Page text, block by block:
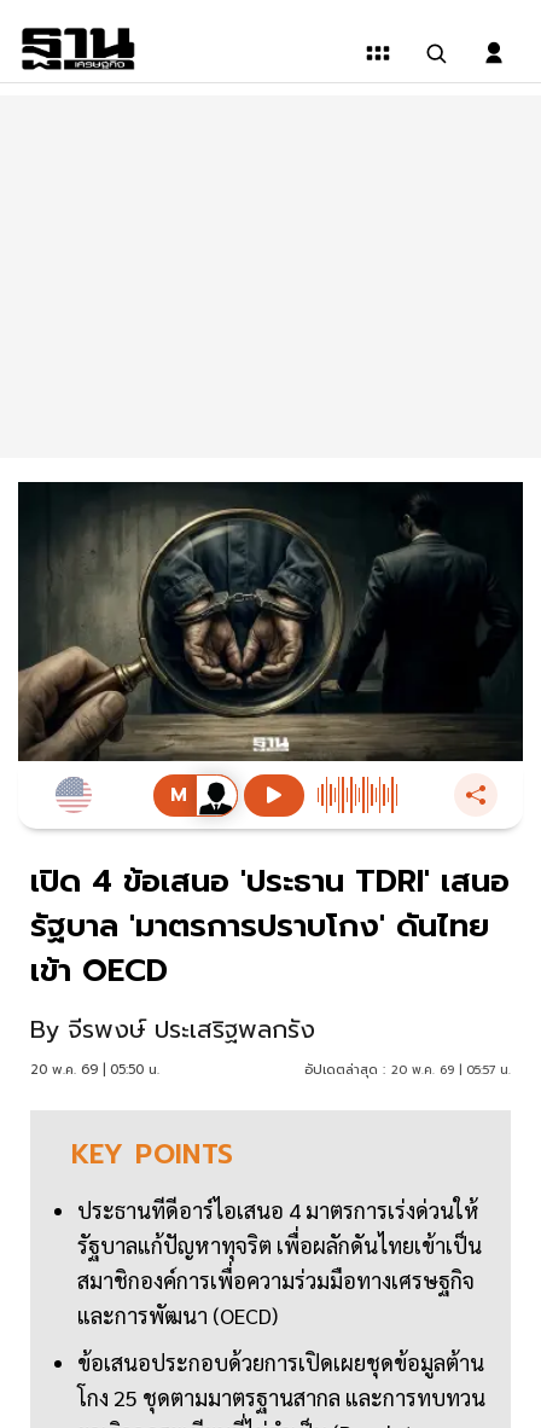
เปิด 4 ข้อเสนอ 'ประธาน TDRI' เสนอ
รัฐบาล 'มาตรการปราบโกง' ดันไทย
เข้า OECD
By จีรพงษ์ ประเสริฐพลกรัง
20 พ.ค. 69 | 05:50 น. อัปเดตล่าสุด : 20 พ.ค. 69 | 05:57 น.
KEY POINTS
ประธานทีดีอาร์ไอเสนอ 4 มาตรการเร่งด่วนให้
รัฐบาลแก้ปัญหาทุจริต เพื่อผลักดันไทยเข้าเป็น
สมาชิกองค์การเพื่อความร่วมมือทางเศรษฐกิจ
และการพัฒนา (OECD)
ข้อเสนอประกอบด้วยการเปิดเผยชุดข้อมูลต้าน
โกง 25 ชุดตามมาตรฐานสากล และการทบทวน